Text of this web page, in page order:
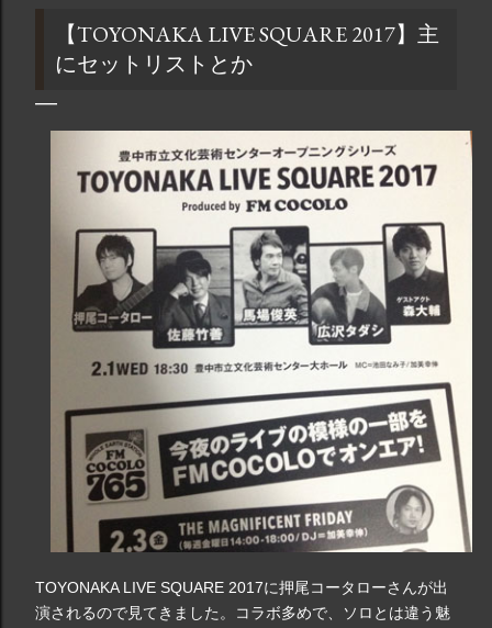
【TOYONAKA LIVE SQUARE 2017】主
にセットリストとか
TOYONAKA LIVE SQUARE 2017に押尾コータローさんが出
演されるので見てきました。コラボ多めで、ソロとは違う魅